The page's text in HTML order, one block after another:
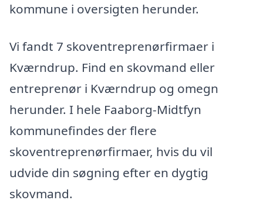
kommune i oversigten herunder.
Vi fandt 7 skoventreprenørfirmaer i
Kværndrup. Find en skovmand eller
entreprenør i Kværndrup og omegn
herunder. I hele Faaborg-Midtfyn
kommunefindes der flere
skoventreprenørfirmaer, hvis du vil
udvide din søgning efter en dygtig
skovmand.